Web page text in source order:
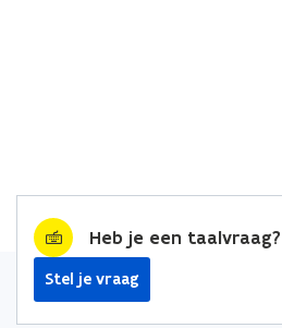
Heb je een taalvraag?
Stel je vraag